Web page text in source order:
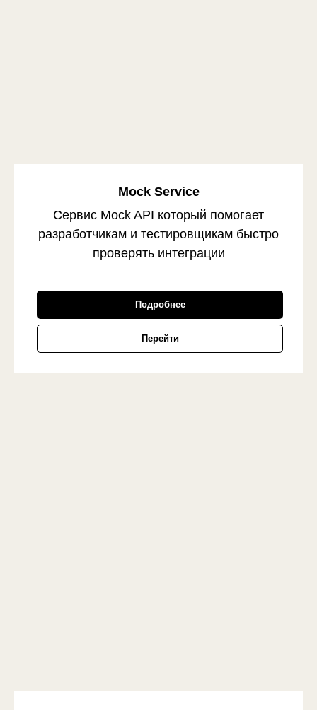
Mock Service
Сервис Mock API который помогает
разработчикам и тестировщикам быстро
проверять интеграции
Подробнее
Перейти